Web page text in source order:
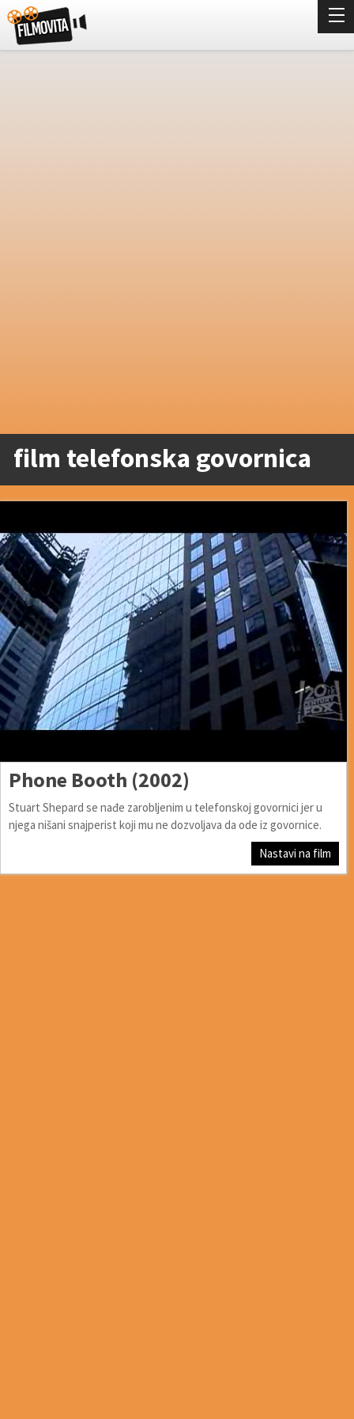
film telefonska govornica
Phone Booth (2002)
Stuart Shepard se nađe zarobljenim u telefonskoj govornici jer u
njega nišani snajperist koji mu ne dozvoljava da ode iz govornice.
Nastavi na film